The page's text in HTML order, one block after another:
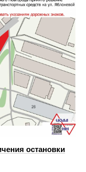
остановки